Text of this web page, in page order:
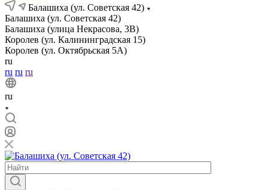
Балашиха (ул. Советская 42)
Балашиха (ул. Советская 42)
Балашиха (улица Некрасова, 3В)
Королев (ул. Калининградская 15)
Королев (ул. Октябрьская 5А)
ru
ru ru ru
ru